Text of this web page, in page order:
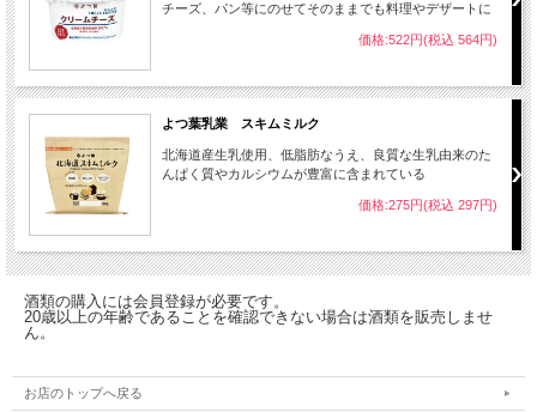
チーズ、パン等にのせてそのままでも料理やデザートに
価格:522円(税込 564円)
よつ葉乳業 スキムミルク
北海道産生乳使用、低脂肪なうえ、良質な生乳由来のた
んぱく質やカルシウムが豊富に含まれている
価格:275円(税込 297円)
酒類の購入には会員登録が必要です。
20歳以上の年齢であることを確認できない場合は酒類を販売しませ
ん。
お店のトップへ戻る